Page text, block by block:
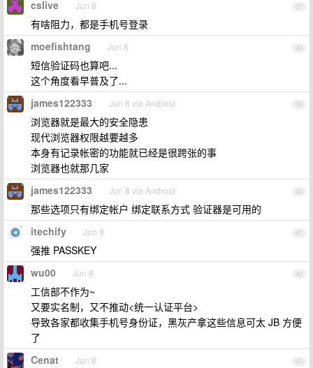
37
cslive Jun 8
有啥阻力，都是手机号登录
38
moefishtang Jun 8
短信验证码也算吧...
这个角度看早普及了...
39
james122333 Jun 8 via Android
浏览器就是最大的安全隐患
现代浏览器权限越要越多
本身有记录帐密的功能就已经是很跨张的事
浏览器也就那几家
40
james122333 Jun 8 via Android
那些选项只有绑定帐户 绑定联系方式 验证器是可用的
41
itechify Jun 8
强推 PASSKEY
42
wu00 Jun 8
工信部不作为~
又要实名制，又不推动<统一认证平台>
导致各家都收集手机号身份证，黑灰产拿这些信息可太 JB 方便
了
43
Cenat Jun 8